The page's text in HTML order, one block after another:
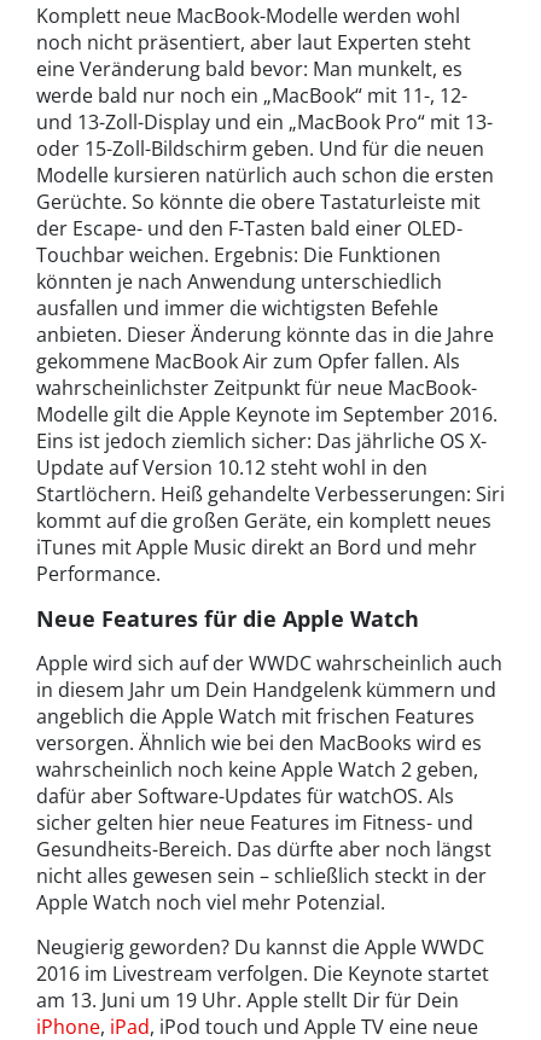
Komplett neue MacBook-Modelle werden wohl
noch nicht präsentiert, aber laut Experten steht
eine Veränderung bald bevor: Man munkelt, es
werde bald nur noch ein „MacBook“ mit 11-, 12-
und 13-Zoll-Display und ein „MacBook Pro“ mit 13-
oder 15-Zoll-Bildschirm geben. Und für die neuen
Modelle kursieren natürlich auch schon die ersten
Gerüchte. So könnte die obere Tastaturleiste mit
der Escape- und den F-Tasten bald einer OLED-
Touchbar weichen. Ergebnis: Die Funktionen
könnten je nach Anwendung unterschiedlich
ausfallen und immer die wichtigsten Befehle
anbieten. Dieser Änderung könnte das in die Jahre
gekommene MacBook Air zum Opfer fallen. Als
wahrscheinlichster Zeitpunkt für neue MacBook-
Modelle gilt die Apple Keynote im September 2016.
Eins ist jedoch ziemlich sicher: Das jährliche OS X-
Update auf Version 10.12 steht wohl in den
Startlöchern. Heiß gehandelte Verbesserungen: Siri
kommt auf die großen Geräte, ein komplett neues
iTunes mit Apple Music direkt an Bord und mehr
Performance.
Neue Features für die Apple Watch
Apple wird sich auf der WWDC wahrscheinlich auch
in diesem Jahr um Dein Handgelenk kümmern und
angeblich die Apple Watch mit frischen Features
versorgen. Ähnlich wie bei den MacBooks wird es
wahrscheinlich noch keine Apple Watch 2 geben,
dafür aber Software-Updates für watchOS. Als
sicher gelten hier neue Features im Fitness- und
Gesundheits-Bereich. Das dürfte aber noch längst
nicht alles gewesen sein – schließlich steckt in der
Apple Watch noch viel mehr Potenzial.
Neugierig geworden? Du kannst die Apple WWDC
2016 im Livestream verfolgen. Die Keynote startet
am 13. Juni um 19 Uhr. Apple stellt Dir für Dein
iPhone, iPad, iPod touch und Apple TV eine neue